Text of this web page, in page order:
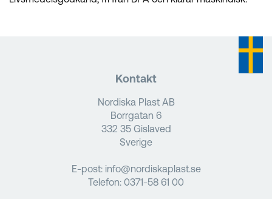
Kontakt
Nordiska Plast AB
Borrgatan 6
332 35 Gislaved
Sverige
E-post: info@nordiskaplast.se
Telefon: 0371-58 61 00